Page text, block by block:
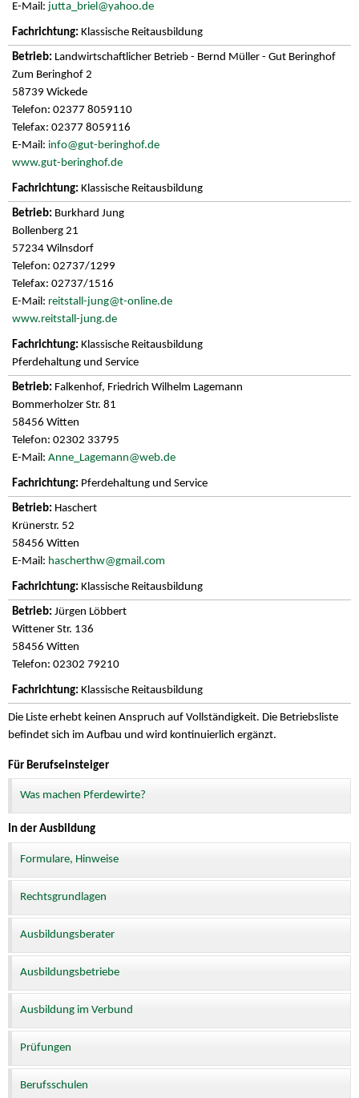
E-Mail: jutta_briel@yahoo.de
Klassische Reitausbildung
Landwirtschaftlicher Betrieb - Bernd Müller - Gut Beringhof
Zum Beringhof 2
58739 Wickede
Telefon: 02377 8059110
Telefax: 02377 8059116
E-Mail: info@gut-beringhof.de
www.gut-beringhof.de
Klassische Reitausbildung
Burkhard Jung
Bollenberg 21
57234 Wilnsdorf
Telefon: 02737/1299
Telefax: 02737/1516
E-Mail: reitstall-jung@t-online.de
www.reitstall-jung.de
Klassische Reitausbildung
Pferdehaltung und Service
Falkenhof, Friedrich Wilhelm Lagemann
Bommerholzer Str. 81
58456 Witten
Telefon: 02302 33795
E-Mail: Anne_Lagemann@web.de
Pferdehaltung und Service
Haschert
Krünerstr. 52
58456 Witten
E-Mail: hascherthw@gmail.com
Klassische Reitausbildung
Jürgen Löbbert
Wittener Str. 136
58456 Witten
Telefon: 02302 79210
Klassische Reitausbildung
Die Liste erhebt keinen Anspruch auf Vollständigkeit. Die Betriebsliste
befindet sich im Aufbau und wird kontinuierlich ergänzt.
Für Berufseinsteiger
Was machen Pferdewirte?
In der Ausbildung
Formulare, Hinweise
Rechtsgrundlagen
Ausbildungsberater
Ausbildungsbetriebe
Ausbildung im Verbund
Prüfungen
Berufsschulen